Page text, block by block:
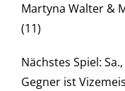
Martyna Walter &
(11)
Nächstes Spiel:
Gegner ist